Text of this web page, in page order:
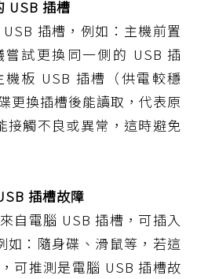
USB 插槽
插槽，例如：主機前置
試更換同一側的 USB 插
板 USB 插槽（供電較穩
更換插槽後能讀取，代表原
接觸不良或異常，這時避免
插槽故障
自電腦 USB 插槽，可插入
如：隨身碟、滑鼠等，若這
可推測是電腦 USB 插槽故